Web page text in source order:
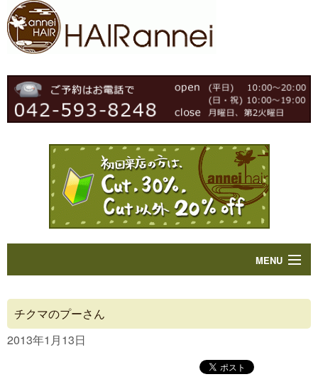
MENU
Concept
チクマのプーさん
2013年1月13日